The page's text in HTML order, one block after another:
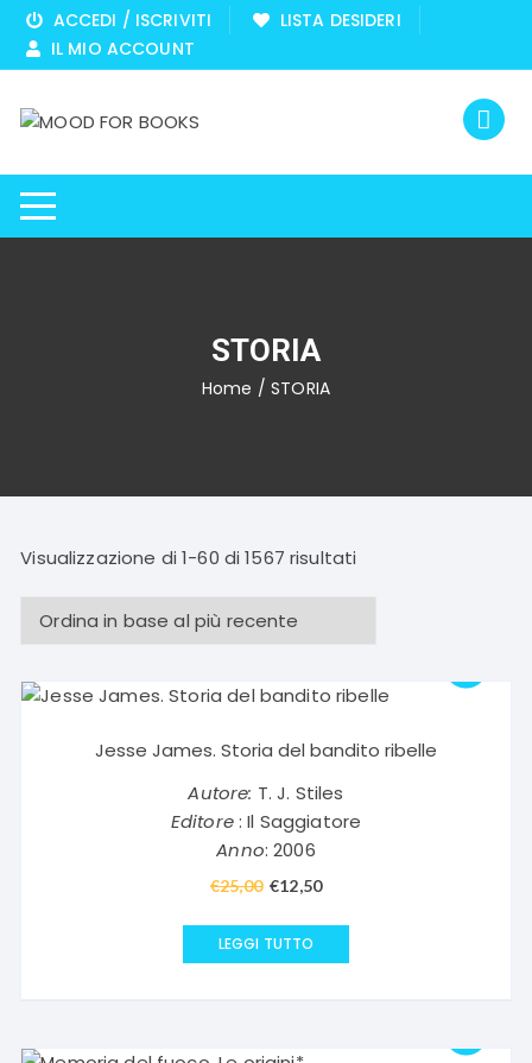
Vai
contenuto
ACCEDI / ISCRIVITI
LISTA DESIDERI
IL MIO ACCOUNT
STORIA
Home / STORIA
Visualizzazione di 1-60 di 1567 risultati
al
recente
Jesse James. Storia del bandito ribelle
Autore: T. J. Stiles
Editore: Il Saggiatore
Anno: 2006
€25,00 Il
originale
€12,50Il
LEGGI TUTTO